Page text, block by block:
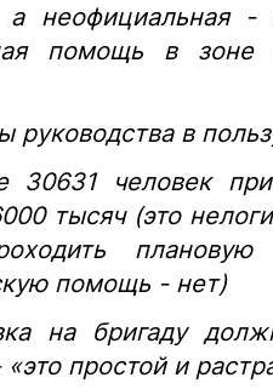
а неофициальная
помощь в зоне
руководства в
30631 человек
тысяч (это
помощь - нет)
на бригаду
простой и